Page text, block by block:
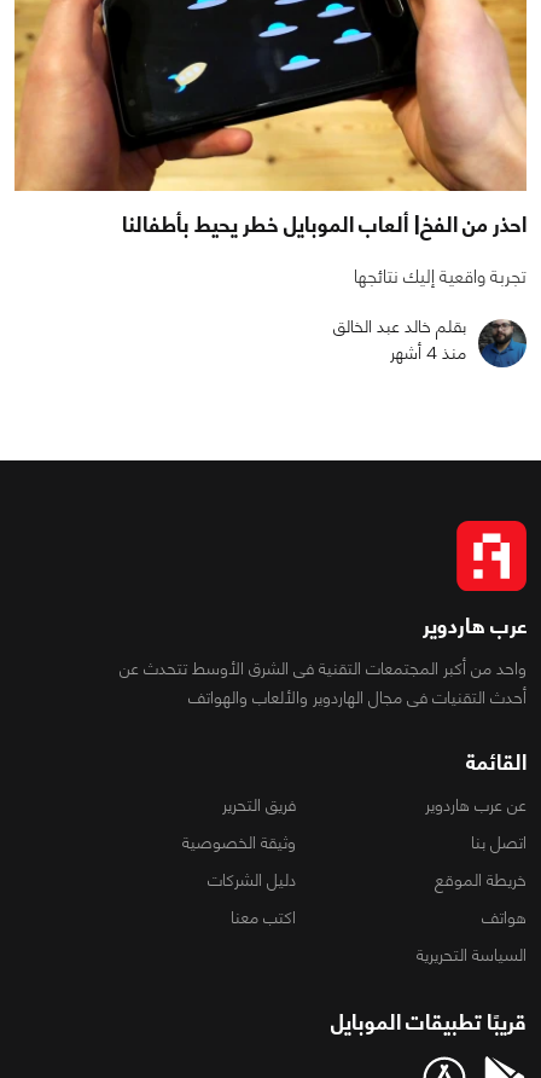
احذر من الفخ| ألعاب الموبايل خطر يحيط بأطفالنا
تجربة واقعية إليك نتائجها
بقلم خالد عبد الخالق
منذ 4 أشهر
عرب هاردوير
واحد من أكبر المجتمعات التقنية فى الشرق الأوسط تتحدث عن
أحدث التقنيات فى مجال الهاردوير والألعاب والهواتف
القائمة
عن عرب هاردوير
فريق التحرير
اتصل بنا
وثيقة الخصوصية
خريطة الموقع
دليل الشركات
هواتف
اكتب معنا
السياسة التحريرية
قريبًا تطبيقات الموبايل